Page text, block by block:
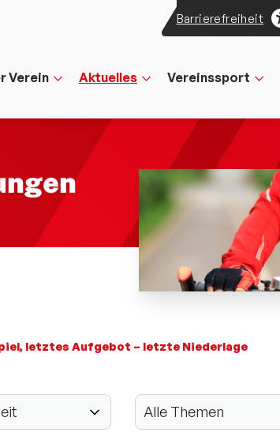
Barrierefreiheit
Verein Aktuelles Vereinssport
letztes Aufgebot – letzte Niederlage